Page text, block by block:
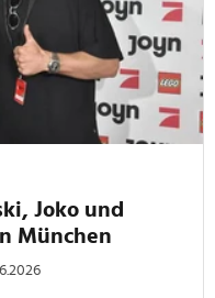
Joko und
München